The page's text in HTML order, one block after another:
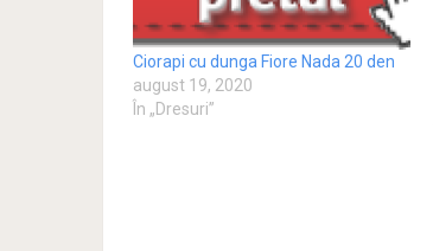
Ciorapi cu dunga Fiore Nada 20 den
august 19, 2020
În „Dresuri”